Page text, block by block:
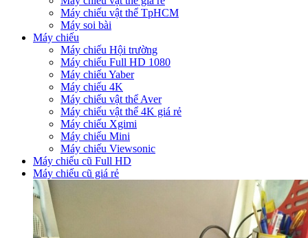
Máy chiếu vật thể TpHCM
Máy soi bài
Máy chiếu
Máy chiếu Hội trường
Máy chiếu Full HD 1080
Máy chiếu Yaber
Máy chiếu 4K
Máy chiếu vật thể Aver
Máy chiếu vật thể 4K giá rẻ
Máy chiếu Xgimi
Máy chiếu Mini
Máy chiếu Viewsonic
Máy chiếu cũ Full HD
Máy chiếu cũ giá rẻ